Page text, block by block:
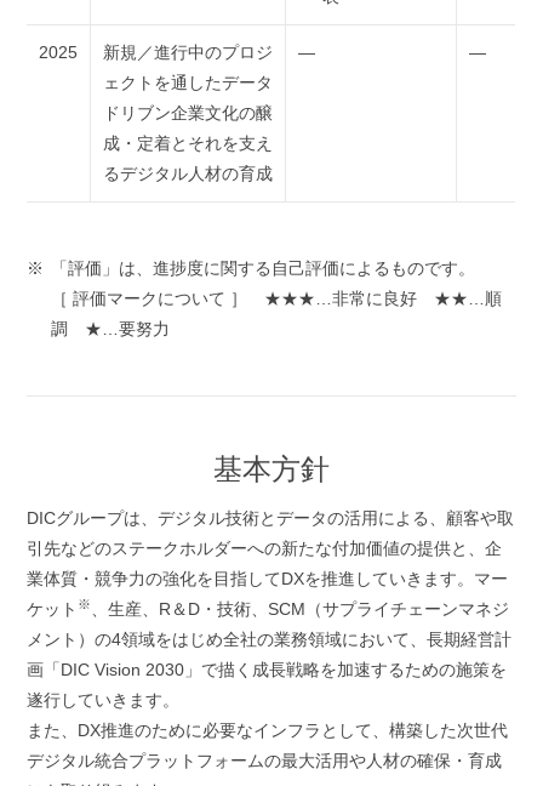
2025
新規／進行中のプロジ
ェクトを通したデータ
ドリブン企業文化の醸
成・定着とそれを支え
るデジタル人材の育成
― ―
「評価」は、進捗度に関する自己評価によるものです。
［ 評価マークについて ］ ★★★…非常に良好 ★★…順
調 ★…要努力
基本方針
DICグループは、デジタル技術とデータの活用による、顧客や取
引先などのステークホルダーへの新たな付加価値の提供と、企
業体質・競争力の強化を目指してDXを推進していきます。マー
ケット ※
、生産、R＆D・技術、SCM（サプライチェーンマネジ
メント）の4領域をはじめ全社の業務領域において、長期経営計
画「DIC Vision 2030」で描く成長戦略を加速するための施策を
遂行していきます。
また、DX推進のために必要なインフラとして、構築した次世代
デジタル統合プラットフォームの最大活用や人材の確保・育成